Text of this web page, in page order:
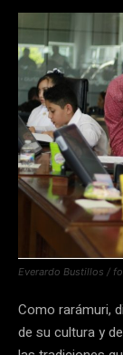
Everardo Bustillos /
Como rarámuri,
de su cultura y